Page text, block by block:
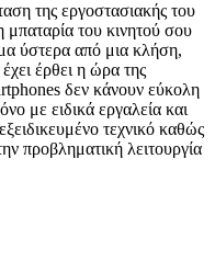
της εργοστασιακής του
του κινητού σου
ύστερα από μια κλήση,
έρθει η ώρα της
δεν κάνουν εύκολη
με ειδικά εργαλεία και
τεχνικό καθώς
προβληματική λειτουργία